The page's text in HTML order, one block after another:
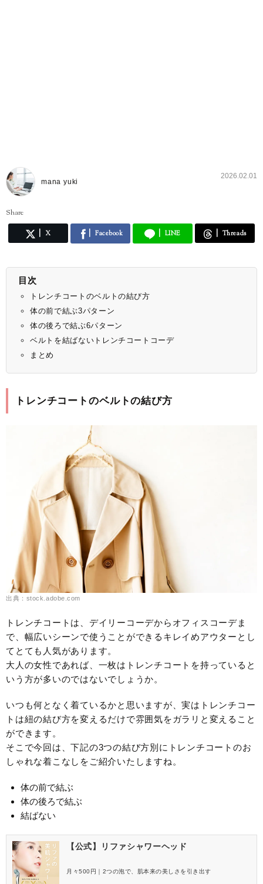
mana yuki
2026.02.01
Share
X Facebook LINE Threads
目次
トレンチコートのベルトの結び方
体の前で結ぶ3パターン
体の後ろで結ぶ6パターン
ベルトを結ばないトレンチコートコーデ
まとめ
トレンチコートのベルトの結び方
出典：stock.adobe.com
トレンチコートは、デイリーコーデからオフィスコーデま
で、幅広いシーンで使うことができるキレイめアウターとし
てとても人気があります。
大人の女性であれば、一枚はトレンチコートを持っていると
いう方が多いのではないでしょうか。
いつも何となく着ているかと思いますが、実はトレンチコー
トは紐の結び方を変えるだけで雰囲気をガラリと変えること
ができます。
そこで今回は、下記の3つの結び方別にトレンチコートのお
しゃれな着こなしをご紹介いたしますね。
体の前で結ぶ
体の後ろで結ぶ
結ばない
【公式】リファシャワーヘッド
月々500円｜2つの泡で、肌本来の美しさを引き出す